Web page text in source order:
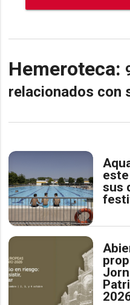
Hemeroteca:
relacionados con
sus